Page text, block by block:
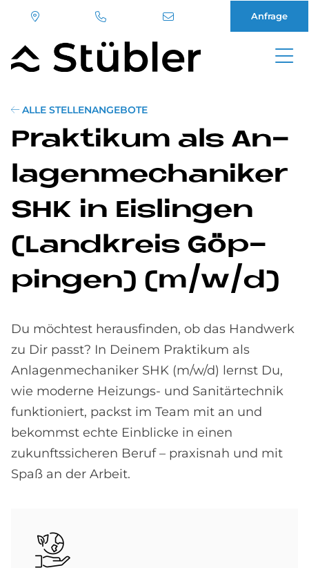
Inhalt
Anfrage
ALLE STELLENANGEBOTE
Prak­ti­kum als An­
la­gen­me­cha­ni­ker
SHK in Eis­lin­gen
(Land­kreis Göp­
pin­gen) (m/w/d)
Du möchtest herausfinden, ob das Handwerk
zu Dir passt? In Deinem Praktikum als
Anlagenmechaniker SHK (m/w/d) lernst Du,
wie moderne Heizungs- und Sanitärtechnik
funktioniert, packst im Team mit an und
bekommst echte Einblicke in einen
zukunftssicheren Beruf – praxisnah und mit
Spaß an der Arbeit.
Bild